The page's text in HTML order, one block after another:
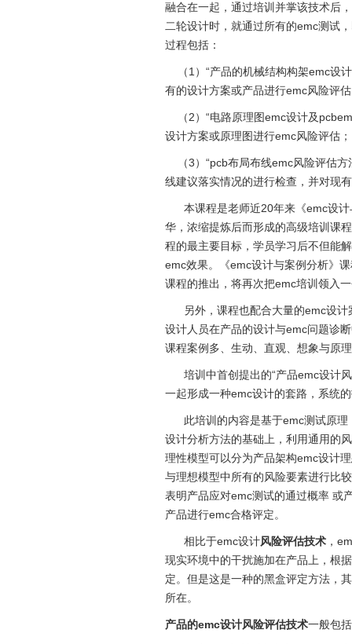
融合在一起，通过培训并掌该技术后
二轮设计时，就通过所有的emc测试
过程包括：
（1）“产品的机械结构构架emc设
有的设计方案或产品进行emc风险评
（2）“电路原理图emc设计及
设计方案或原理图进行emc风险评估；
（3）“pcb布局布线emc风险评估方
线建议落实情况的进行检查，并对现
本课程是老师近20年来《emc设计
华，浓缩提炼后而形成的高级培训课
程的最主要目标，学员学习后不但能
emc效果。《emc设计与案例分析》
课程的推出，将再次把emc培训领入
另外，课程也配合大量的emc设计
设计人员在产品的设计与emc问题诊
课程案例多、生动、直观、想象与原
培训中首创提出的“产品emc设计风
一起形成一种emc设计的套路，系统
此培训的内容是基于emc测试原理
设计分析方法的基础上，利用通用的
理性模型可以分为产品架构emc设计
与理想模型中所有的风险要素进行比
表明产品应对emc测试的通过概率 或
产品进行emc合格评定。
相比于emc设计风险评估技术 ，
现实环境中的干扰施加在产品上，根
定。但是这是一种的黑盒评定方法，
所在。
产品的emc设计风险评估技术一般包